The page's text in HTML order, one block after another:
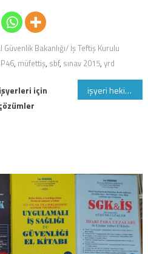
Güvenlik Bakanlığı/ İş Teftiş Kurulu
, müfettiş, sbf, sınav 2015, yrd
işyeri hekimliği, iş güvenliği uzmanlığı ile diğer sağlık personeli sınavına girmek için sınav durumunuzu sorgulayın
için